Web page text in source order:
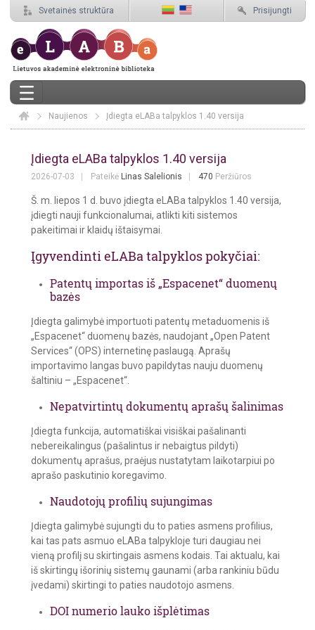
Svetainės struktūra Prisijungti
Elaba
Naujienos Įdiegta eLABa talpyklos 1.40 versija
Įdiegta eLABa talpyklos 1.40 versija
2026-07-03 Pateikė Linas Salelionis 470 Peržiūros
Š. m. liepos 1 d. buvo įdiegta eLABa talpyklos 1.40 versija,
įdiegti nauji funkcionalumai, atlikti kiti sistemos
pakeitimai ir klaidų ištaisymai.
Įgyvendinti eLABa talpyklos pokyčiai:
Patentų importas iš „Espacenet“ duomenų
bazės
Įdiegta galimybė importuoti patentų metaduomenis iš
„Espacenet“ duomenų bazės, naudojant „Open Patent
Services“ (OPS) internetinę paslaugą. Aprašų
importavimo langas buvo papildytas nauju duomenų
šaltiniu – „Espacenet“.
Nepatvirtintų dokumentų aprašų šalinimas
Įdiegta funkcija, automatiškai visiškai pašalinanti
nebereikalingus (pašalintus ir nebaigtus pildyti)
dokumentų aprašus, praėjus nustatytam laikotarpiui po
aprašo paskutinio koregavimo.
Naudotojų profilių sujungimas
Įdiegta galimybė sujungti du to paties asmens profilius,
kai tas pats asmuo eLABa talpykloje turi daugiau nei
vieną profilį su skirtingais asmens kodais. Tai aktualu, kai
iš skirtingų išorinių sistemų gaunami (arba rankiniu būdu
įvedami) skirtingi to paties naudotojo asmens.
DOI numerio lauko išplėtimas